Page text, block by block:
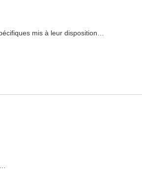
mis à leur disposition…